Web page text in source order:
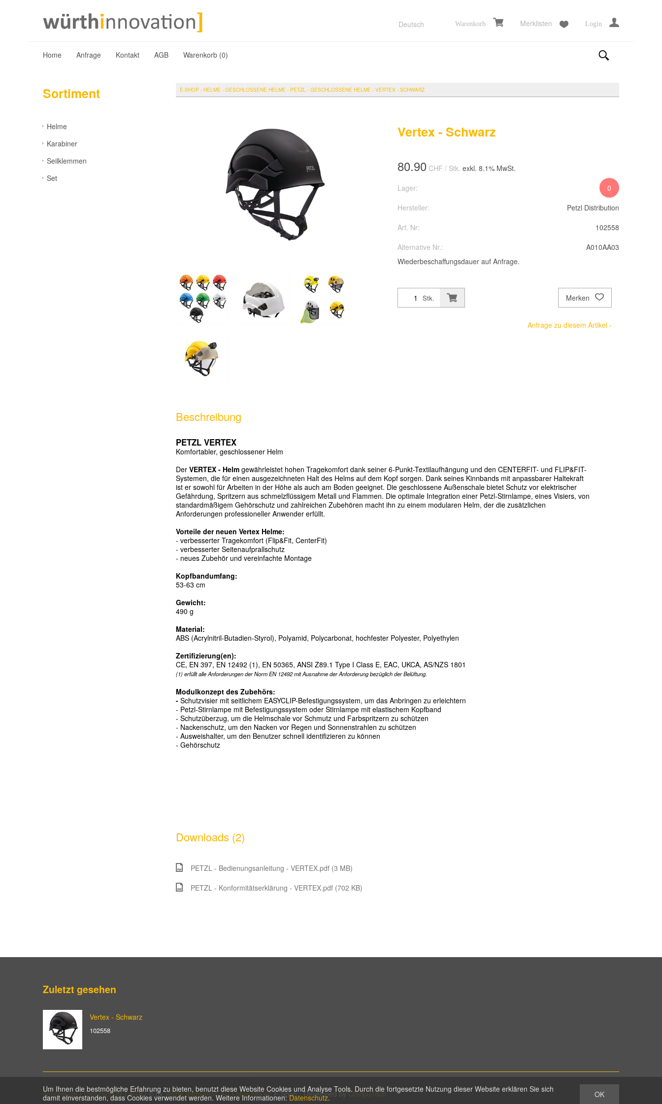
Deutsch Warenkorb Merklisten Login
Home Anfrage Kontakt AGB Warenkorb (0)
Sortiment
Helme
Karabiner
Seilklemmen
Set
E-SHOP › HELME › GESCHLOSSENE HELME › PETZL - GESCHLOSSENE HELME › VERTEX - SCHWARZ
Vertex - Schwarz
80.90 CHF / Stk. exkl. 8.1% MwSt.
Lager:
0
Hersteller:
Petzl Distribution
Art. Nr:
102558
Alternative Nr.:
A010AA03
Wiederbeschaffungsdauer auf Anfrage.
Stk. Merken
Anfrage zu diesem Artikel ›
Beschreibung
PETZL VERTEX
Komfortabler, geschlossener Helm
Der VERTEX - Helm gewährleistet hohen Tragekomfort dank seiner 6-Punkt-Textilaufhängung und den CENTERFIT- und FLIP&FIT-
Systemen, die für einen ausgezeichneten Halt des Helms auf dem Kopf sorgen. Dank seines Kinnbands mit anpassbarer Haltekraft
ist er sowohl für Arbeiten in der Höhe als auch am Boden geeignet. Die geschlossene Außenschale bietet Schutz vor elektrischer
Gefährdung, Spritzern aus schmelzflüssigem Metall und Flammen. Die optimale Integration einer Petzl-Stirnlampe, eines Visiers, von
standardmäßigem Gehörschutz und zahlreichen Zubehören macht ihn zu einem modularen Helm, der die zusätzlichen
Anforderungen professioneller Anwender erfüllt.
Vorteile der neuen Vertex Helme:
- verbesserter Tragekomfort (Flip&Fit, CenterFit)
- verbesserter Seitenaufprallschutz
- neues Zubehör und vereinfachte Montage
Kopfbandumfang:
53-63 cm
Gewicht:
490 g
Material:
ABS (Acrylnitril-Butadien-Styrol), Polyamid, Polycarbonat, hochfester Polyester, Polyethylen
Zertifizierung(en):
CE, EN 397, EN 12492 (1), EN 50365, ANSI Z89.1 Type I Class E, EAC, UKCA, AS/NZS 1801
(1) erfüllt alle Anforderungen der Norm EN 12492 mit Ausnahme der Anforderung bezüglich der Belüftung.
Modulkonzept des Zubehörs:
- Schutzvisier mit seitlichem EASYCLIP-Befestigungssystem, um das Anbringen zu erleichtern
- Petzl-Stirnlampe mit Befestigungssystem oder Stirnlampe mit elastischem Kopfband
- Schutzüberzug, um die Helmschale vor Schmutz und Farbspritzern zu schützen
- Nackenschutz, um den Nacken vor Regen und Sonnenstrahlen zu schützen
- Ausweishalter, um den Benutzer schnell identifizieren zu können
- Gehörschutz
Downloads (2)
PETZL - Bedienungsanleitung - VERTEX.pdf (3 MB)
PETZL - Konformitätserklärung - VERTEX.pdf (702 KB)
Zuletzt gesehen
Vertex - Schwarz
102558
Impressum|Datenschutz|AGB| © byWürth Innovation AG|blue office®E-Shop - Developed byCompuTech OK
Um Ihnen die bestmögliche Erfahrung zu bieten, benutzt diese Website Cookies und Analyse Tools. Durch die fortgesetzte Nutzung dieser Website erklären Sie sich
damit einverstanden, dass Cookies verwendet werden. Weitere Informationen: Datenschutz.